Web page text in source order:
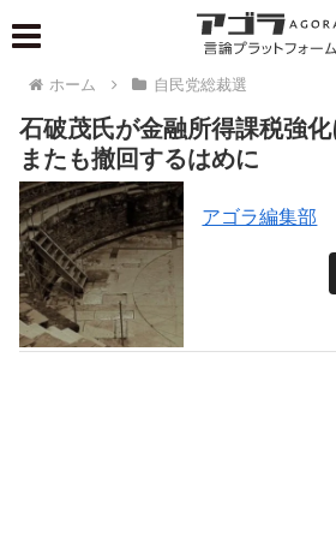
ホーム 自民党総裁選
石破茂氏が金融所得課税強
またも撤回するはめに
アゴラ編集部